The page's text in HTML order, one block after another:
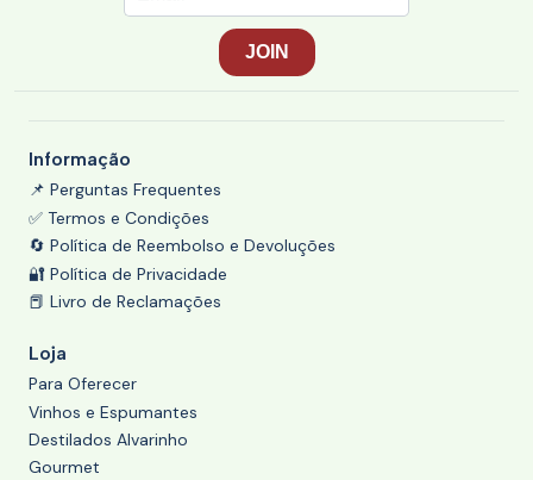
Informação
📌 Perguntas Frequentes
✅ Termos e Condições
🔄 Política de Reembolso e Devoluções
🔐 Política de Privacidade
📕 Livro de Reclamações
Loja
Para Oferecer
Vinhos e Espumantes
Destilados Alvarinho
Gourmet